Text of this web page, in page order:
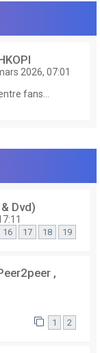
2026, 07:01
fans...
Dvd)
16 17 18 19
,
1 2